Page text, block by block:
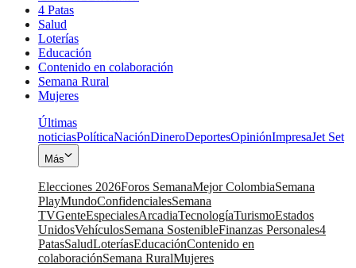
4 Patas
Salud
Loterías
Educación
Contenido en colaboración
Semana Rural
Mujeres
Últimas
noticiasPolíticaNaciónDineroDeportesOpiniónImpresaJet Set
Más
Elecciones 2026Foros SemanaMejor ColombiaSemana
PlayMundoConfidencialesSemana
TVGenteEspecialesArcadiaTecnologíaTurismoEstados
UnidosVehículosSemana SostenibleFinanzas Personales4
PatasSaludLoteríasEducaciónContenido en
colaboraciónSemana RuralMujeres